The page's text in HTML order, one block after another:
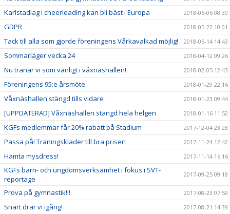
Karlstadlag i cheerleading kan bli bäst i Europa 2018-06-06 08:30
GDPR 2018-05-22 10:01
Tack till alla som gjorde föreningens Vårkavalkad möjlig! 2018-05-14 14:43
Sommarläger vecka 24 2018-04-12 09:26
Nu tränar vi som vanligt i våxnäshallen! 2018-02-05 12:43
Föreningens 95:e årsmöte 2018-01-29 22:16
Våxnäshallen stängd tills vidare 2018-01-23 09:44
[UPPDATERAD] Våxnäshallen stängd hela helgen 2018-01-16 11:52
KGFs medlemmar får 20% rabatt på Stadium 2017-12-04 23:28
Passa på! Träningskläder till bra priser! 2017-11-24 12:42
Hämta mysdress! 2017-11-14 16:16
KGFs barn- och ungdomsverksamhet i fokus i SVT-
reportage
2017-09-25 09:18
Prova på gymnastik!!! 2017-08-23 07:59
Snart drar vi igång! 2017-08-21 14:39